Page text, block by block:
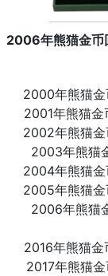
2006年熊猫金币
2000年熊猫
2001年熊猫
2002年熊猫
2003年熊猫
2004年熊猫
2005年熊猫
2006年熊猫
2016年熊猫
2017年熊猫